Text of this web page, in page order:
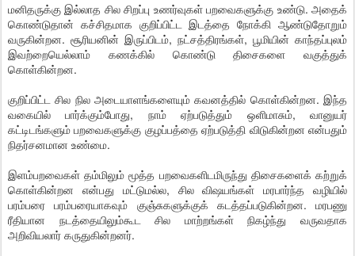
மனிதருக்கு இல்லாத சில சிறப்பு உணர்வுகள் பறவைகளுக்கு உண்டு. அதைக்
கொண்டுதான் கச்சிதமாக குறிப்பிட்ட இடத்தை நோக்கி ஆண்டுதோறும்
வருகின்றன. சூரியனின் இருப்பிடம், நட்சத்திரங்கள், பூமியின் காந்தப்புலம்
இவற்றையெல்லாம் கணக்கில் கொண்டு திசைகளை வகுத்துக்
கொள்கின்றன.
குறிப்பிட்ட சில நில அடையாளங்களையும் கவனத்தில் கொள்கின்றன. இந்த
வகையில் பார்க்கும்போது, நாம் ஏற்படுத்தும் ஒளிமாசும், வானுயர்
கட்டிடங்களும் பறவைகளுக்கு குழப்பத்தை ஏற்படுத்தி விடுகின்றன என்பதும்
நிதர்சனமான உண்மை.
இளம்பறவைகள் தம்மிலும் மூத்த பறவைகளிடமிருந்து திசைகளைக் கற்றுக்
கொள்கின்றன என்பது மட்டுமல்ல, சில விஷயங்கள் மரபார்ந்த வழியில்
பரம்பரை பரம்பரையாகவும் குஞ்சுகளுக்குக் கடத்தப்படுகின்றன. மரபணு
ரீதியான நடத்தையிலும்கூட சில மாற்றங்கள் நிகழ்ந்து வருவதாக
அறிவியலார் கருதுகின்றனர்.